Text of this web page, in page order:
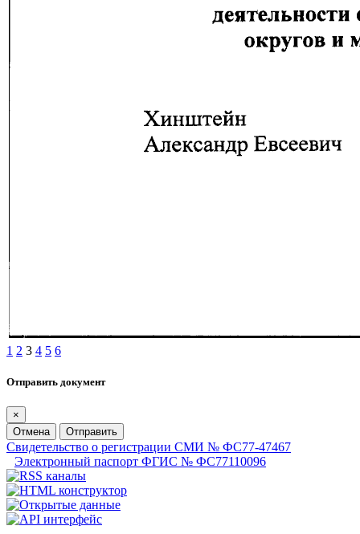
1 2 3 4 5 6
Отправить документ
×
Отмена
Отправить
Свидетельство о регистрации СМИ № ФС77-47467
Электронный паспорт ФГИС № ФС77110096